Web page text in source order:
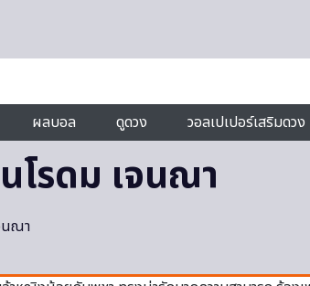
ผลบอล ดูดวง วอลเปเปอร์เสริมดวง
โรดม เจนณา
นณา